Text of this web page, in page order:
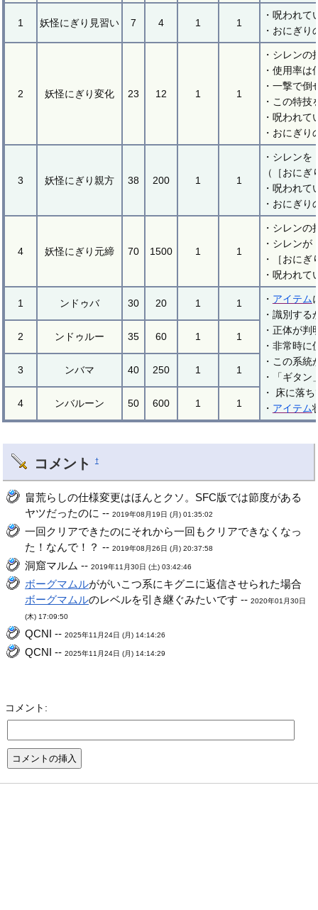
1 妖怪にぎり見習い 7 4 1 1
・呪われて
・おにぎ
2 妖怪にぎり変化 23 12 1 1
・シレン
・使用率
・一撃で倒
・この特
・呪われて
・おにぎり
3 妖怪にぎり親方 38 200 1 1
・シレン
（［おに
・呪われて
・おにぎり
4 妖怪にぎり元締 70 1500 1 1
・シレン
・シレン
・［おに
・呪われて
1 ンドゥバ 30 20 1 1 ・ アイテム
・識別す
・正体が
・非常時
・この系統
・「ギタ
・ 床に落
・ アイテム
2 ンドゥルー 35 60 1 1
3 ンバマ 40 250 1 1
4 ンバルーン 50 600 1 1
コメント †
畠荒らしの仕様変更はほんとクソ。SFC版では節度がある
ヤツだったのに --2019年08月19日 (月) 01:35:02
一回クリアできたのにそれから一回もクリアできなくなっ
た！なんで！？ --2019年08月26日 (月) 20:37:58
洞窟マルム --2019年11月30日 (土) 03:42:46
ボーグマムルががいこつ系にキグニに返信させられた場合
ボーグマムルのレベルを引き継ぐみたいです --2020年01月30日
(木) 17:09:50
QCNI --2025年11月24日 (月) 14:14:26
QCNI --2025年11月24日 (月) 14:14:29
コメント: